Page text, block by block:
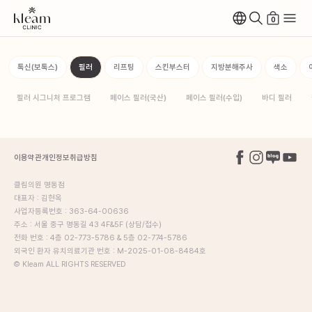
0
톡신(보톡스) 필러 리프팅 스킨부스터 지방분해주사 색소
필러 시그니처 프로그램 페이스 필러(국산) 페이스 필러(수입) 바디 필러
이용약관개인정보취급방침
클림의원 명동점
대표자 : 김현옥
사업자등록번호 : 363-64-00636
주소 : 서울 중구 명동길 43 4F&5F (상담/접수)
전화 번호 : 4층 02-773-5786 & 5층 02-774-5786
외국인 환자 유치의료기관 번호 : M-2025-01-08-8484호
© Kleam ALL RIGHTS RESERVED